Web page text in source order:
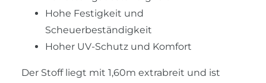
Hohe Festigkeit und
Scheuerbeständigkeit
Hoher UV-Schutz und Komfort
Der Stoff liegt mit 1,60m extrabreit und ist